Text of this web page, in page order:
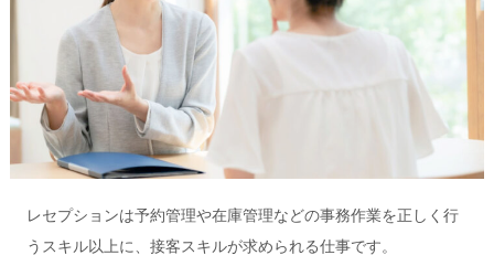
レセプションは予約管理や在庫管理などの事務作業を正しく行
うスキル以上に、接客スキルが求められる仕事です。